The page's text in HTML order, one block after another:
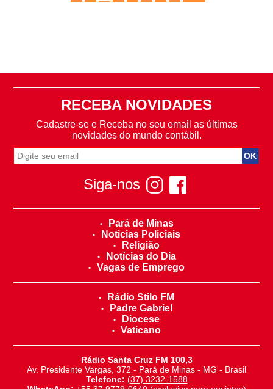
RECEBA NOVIDADES
Cadastre-se e Receba no seu email as últimas
novidades do mundo contábil.
Siga-nos
Pará de Minas
Noticias Policiais
Religião
Notícias do Dia
Vagas de Emprego
Rádio Stilo FM
Padre Gabriel
Diocese
Vaticano
Rádio Santa Cruz FM 100,3
Av. Presidente Vargas, 372 - Pará de Minas - MG - Brasil
Telefone: (37) 3232-1588